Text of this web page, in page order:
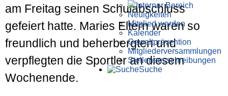
Interner Bereich
Neuigkeiten
Mitglied werden
Kalender
Gewaltprävention
Mitglieder­versammlungen
Stellen­aus­schrei­bungen
Suche
am Freitag seinen Schul­abschluss
gefeiert hatte. Maries Eltern waren so
freundlich und beherbergten und
verpflegten die Sportler an diesem
Wochen­ende.